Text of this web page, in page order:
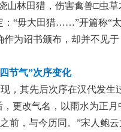
山林田猎，伤害禽兽□虫
“毋大田猎……”开篇称“
为诏书颁布，却并不见
节气”次序变化
，其先后次序在汉代发
更改气名，以雨水为正
前，与今历同。”宋人鲍